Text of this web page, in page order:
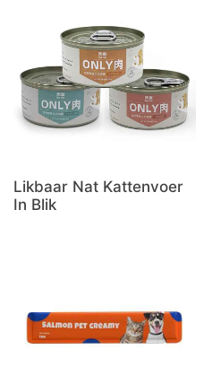
Likbaar Nat Kattenvoer
In Blik